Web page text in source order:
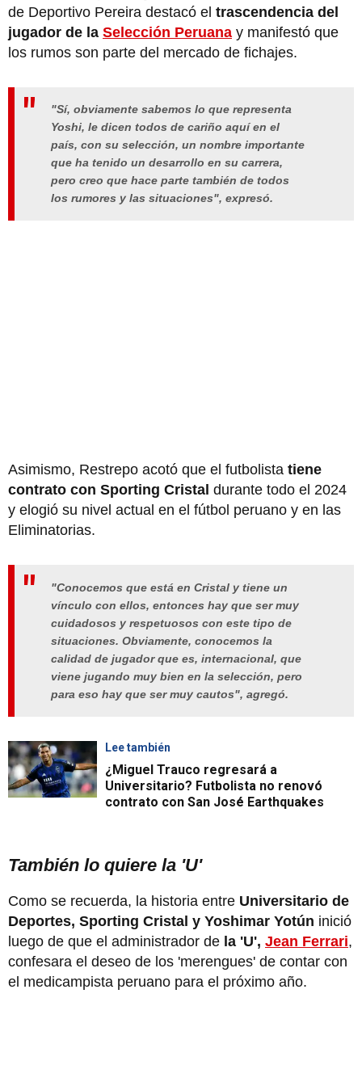
de Deportivo Pereira destacó el trascendencia del
jugador de la Selección Peruana y manifestó que
los rumos son parte del mercado de fichajes.
"Sí, obviamente sabemos lo que representa
Yoshi, le dicen todos de cariño aquí en el
país, con su selección, un nombre importante
que ha tenido un desarrollo en su carrera,
pero creo que hace parte también de todos
los rumores y las situaciones", expresó.
Asimismo, Restrepo acotó que el futbolista tiene
contrato con Sporting Cristal durante todo el 2024
y elogió su nivel actual en el fútbol peruano y en las
Eliminatorias.
"Conocemos que está en Cristal y tiene un
vínculo con ellos, entonces hay que ser muy
cuidadosos y respetuosos con este tipo de
situaciones. Obviamente, conocemos la
calidad de jugador que es, internacional, que
viene jugando muy bien en la selección, pero
para eso hay que ser muy cautos", agregó.
Lee también
¿Miguel Trauco regresará a
Universitario? Futbolista no renovó
contrato con San José Earthquakes
También lo quiere la 'U'
Como se recuerda, la historia entre Universitario de
Deportes, Sporting Cristal y Yoshimar Yotún inició
luego de que el administrador de la 'U', Jean Ferrari,
confesara el deseo de los 'merengues' de contar con
el medicampista peruano para el próximo año.